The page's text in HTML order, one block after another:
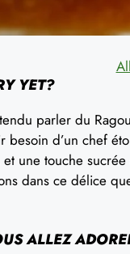
YET?
parler du
besoin d’un chef
une touche
dans ce délice
ALLEZ